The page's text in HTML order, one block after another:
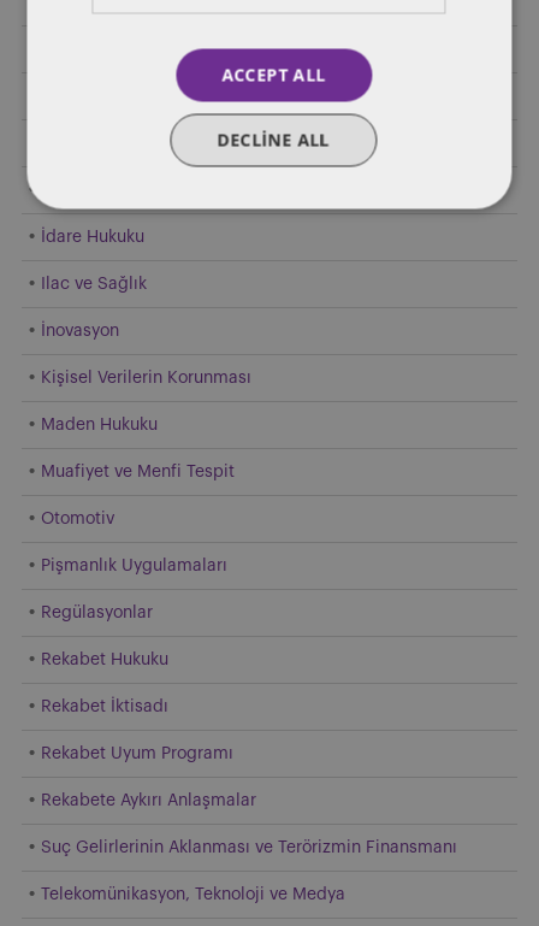
Hakim Durumun Kötüye Kullanılması
Hızlı Tüketim Malları
İdare Hukuku
Ilac ve Sağlık
İnovasyon
Kişisel Verilerin Korunması
Maden Hukuku
Muafiyet ve Menfi Tespit
Otomotiv
Pişmanlık Uygulamaları
Regülasyonlar
Rekabet Hukuku
Rekabet İktisadı
Rekabet Uyum Programı
Rekabete Aykırı Anlaşmalar
Suç Gelirlerinin Aklanması ve Terörizmin Finansmanı
Telekomünikasyon, Teknoloji ve Medya
ACCEPT ALL
DECLINE ALL